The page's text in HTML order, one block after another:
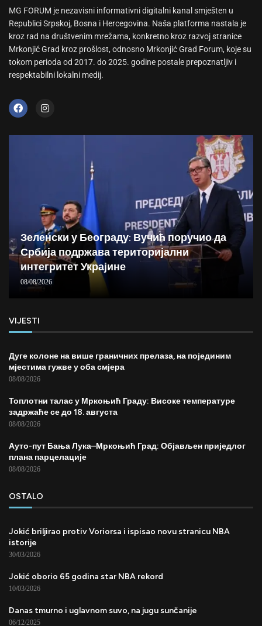
MG FORUM je nezavisni informativni digitalni kanal smješten u
Republici Srpskoj, Bosna i Hercegovina. Naša platforma nastala je
kroz rad na društvenim mrežama, konkretno kroz razvoj stranice
Mrkonjić Grad kroz prošlost, odnosno Mrkonjić Grad Forum, koje su
tokom perioda od 2017. do 2025. godine postale prepoznatljiv i
respektabilni lokalni medij.
Зеленски у Београду: Вучић поручио да
Србија подржава територијални
интегритет Украјине
08/08/2026
VIJESTI
Дуге колоне на више граничних прелаза, на појединим
мјестима гужве у оба смјера
08/08/2026
Топлотни талас у Мркоњић Граду: Високе температуре
задржаће се до 18. августа
08/08/2026
Ауто-пут Бања Лука–Мркоњић Град: Објављен приједлог
плана парцелације
08/08/2026
OSTALO
Jokić briljirao protiv Voriorsa i ispisao novu stranicu NBA
istorije
30/03/2026
Jokić oborio 65 godina star NBA rekord
10/03/2026
Danas tmurno i uglavnom suvo, na jugu sunčanije
06/12/2025